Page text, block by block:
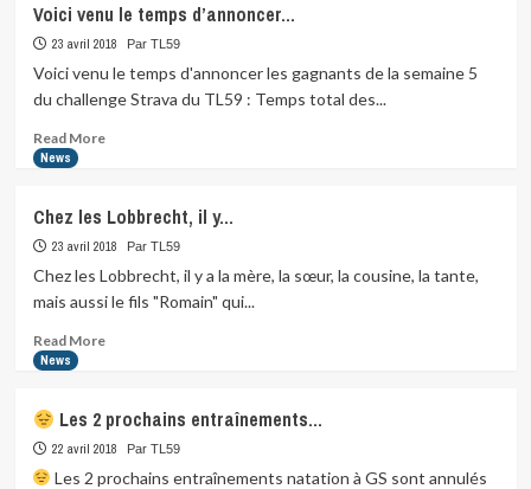
nouvelles
de
nos
Voici venu le temps d’annoncer…
23 avril 2018 Par TL59
Voici venu le temps d'annoncer les gagnants de la semaine 5
du challenge Strava du TL59 : Temps total des...
Read MoreRead
venu
le
temps
News
Chez les Lobbrecht, il y…
23 avril 2018 Par TL59
Chez les Lobbrecht, il y a la mère, la sœur, la cousine, la tante,
mais aussi le fils "Romain" qui...
Read MoreRead
les
Lobbrecht,
News
Les 2 prochains entraînements…
22 avril 2018 Par TL59
Les 2 prochains entraînements natation à GS sont annulés